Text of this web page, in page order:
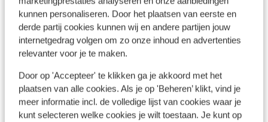
kunnen personaliseren. Door het plaatsen van eerste en
derde partij cookies kunnen wij en andere partijen jouw
internetgedrag volgen om zo onze inhoud en advertenties
relevanter voor je te maken.
Door op 'Accepteer' te klikken ga je akkoord met het
plaatsen van alle cookies. Als je op 'Beheren’ klikt, vind je
meer informatie incl. de volledige lijst van cookies waar je
kunt selecteren welke cookies je wilt toestaan. Je kunt op